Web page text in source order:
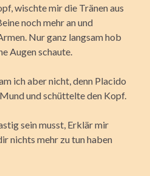
wischte mir die Tränen aus
noch mehr an und
Nur ganz langsam hob
Augen schaute.
ich aber nicht, denn Placido
und schüttelte den Kopf.
sein musst, Erklär mir
nichts mehr zu tun haben